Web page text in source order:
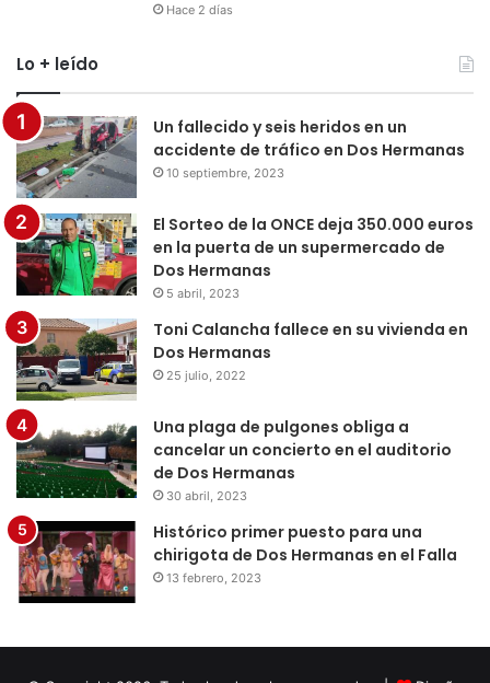
Hace 2 días
Lo + leído
Un fallecido y seis heridos en un
accidente de tráfico en Dos Hermanas
10 septiembre, 2023
El Sorteo de la ONCE deja 350.000 euros
en la puerta de un supermercado de
Dos Hermanas
5 abril, 2023
Toni Calancha fallece en su vivienda en
Dos Hermanas
25 julio, 2022
Una plaga de pulgones obliga a
cancelar un concierto en el auditorio
de Dos Hermanas
30 abril, 2023
Histórico primer puesto para una
chirigota de Dos Hermanas en el Falla
13 febrero, 2023